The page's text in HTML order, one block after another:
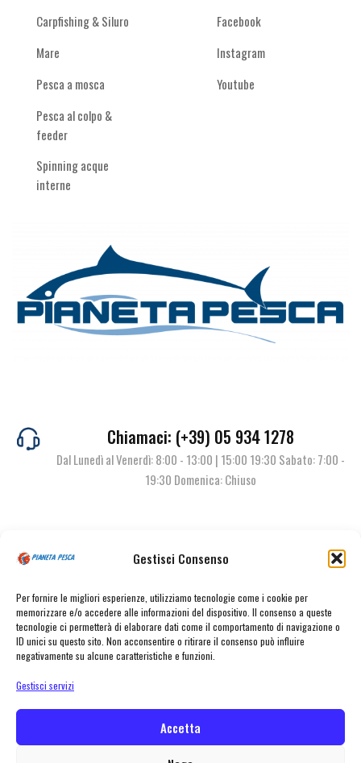
Gestisci Consenso
Per fornire le migliori esperienze, utilizziamo tecnologie come i cookie per
memorizzare e/o accedere alle informazioni del dispositivo. Il consenso a queste
tecnologie ci permetterà di elaborare dati come il comportamento di navigazione o
ID unici su questo sito. Non acconsentire o ritirare il consenso può influire
negativamente su alcune caratteristiche e funzioni.
Gestisci servizi
Accetta
Carpfishing & Siluro
Mare
Pesca a mosca
Pesca al colpo &
feeder
Spinning acque
interne
Facebook
Instagram
Youtube
Chiamaci: (+39) 05 934 1278
Dal Lunedì al Venerdì: 8:00 - 13:00 | 15:00 19:30 Sabato: 7:00 -
19:30 Domenica: Chiuso
02141860367 | Tel. 059 341278 | info@pianetapesca.it